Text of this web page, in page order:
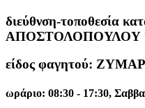
διεύθνση-τοποθεσία
ΑΠΟΣΤΟΛΟΠΟΥΛΟΥ
είδος φαγητού:
ωράριο: 08:30 - 17:30,